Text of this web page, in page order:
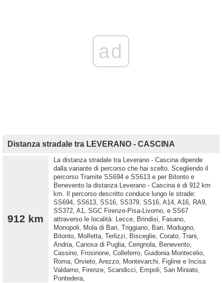
ad
Distanza stradale tra LEVERANO - CASCINA
912 km
La distanza stradale tra Leverano - Cascina dipende
dalla variante di percorso che hai scelto. Scegliendo il
percorso Tramite SS694 e SS613 e per Bitonto e
Benevento la distanza Leverano - Cascina è di 912 km
km. Il percorso descritto conduce lungo le strade:
SS694, SS613, SS16, SS379, SS16, A14, A16, RA9,
SS372, A1, SGC Firenze-Pisa-Livorno, e SS67
attraverso le località: Lecce, Brindisi, Fasano,
Monopoli, Mola di Bari, Triggiano, Bari, Modugno,
Bitonto, Molfetta, Terlizzi, Bisceglie, Corato, Trani,
Andria, Canosa di Puglia, Cerignola, Benevento,
Cassino, Frosinone, Colleferro, Guidonia Montecelio,
Roma, Orvieto, Arezzo, Montevarchi, Figline e Incisa
Valdarno, Firenze, Scandicci, Empoli, San Miniato,
Pontedera,